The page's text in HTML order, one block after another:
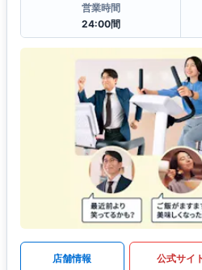
営業時間
24:00間
店舗情報 公式サイ